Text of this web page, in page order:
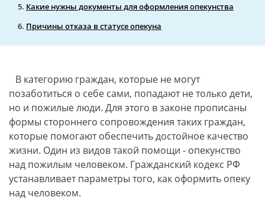
Какие нужны документы для оформления опекунства
Причины отказа в статусе опекуна
В категорию граждан, которые не могут
позаботиться о себе сами, попадают не только дети,
но и пожилые люди. Для этого в законе прописаны
формы стороннего сопровождения таких граждан,
которые помогают обеспечить достойное качество
жизни. Один из видов такой помощи - опекунство
над пожилым человеком. Гражданский кодекс РФ
устанавливает параметры того, как оформить опеку
над человеком.